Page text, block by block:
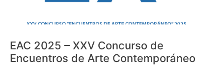
EAC 2025 – XXV Concurso de
Encuentros de Arte Contemporáneo